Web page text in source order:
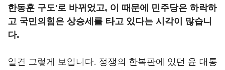
한동훈 구도'로 바뀌었고, 이 때문에 민주당은 하락하
고 국민의힘은 상승세를 타고 있다는 시각이 많습니
다.
일견 그렇게 보입니다. 정쟁의 한복판에 있던 윤 대통